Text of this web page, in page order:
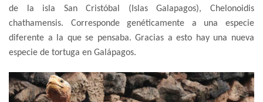
de la isla San Cristóbal (Islas Galapagos), Chelonoidis
chathamensis. Corresponde genéticamente a una especie
diferente a la que se pensaba. Gracias a esto hay una nueva
especie de tortuga en Galápagos.